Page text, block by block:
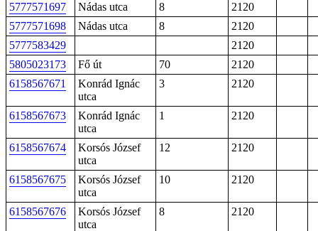
5777571697
Nádas utca 8
2120
5777571698
Nádas utca 8
2120
5777583429
2120
5805023173
Fő út 70
2120
6158567671
Konrád Ignác
utca
3 2120
6158567673
Konrád Ignác
utca
1 2120
6158567674
Korsós József
utca
12 2120
6158567675
Korsós József
utca
10 2120
6158567676
Korsós József
utca
8 2120